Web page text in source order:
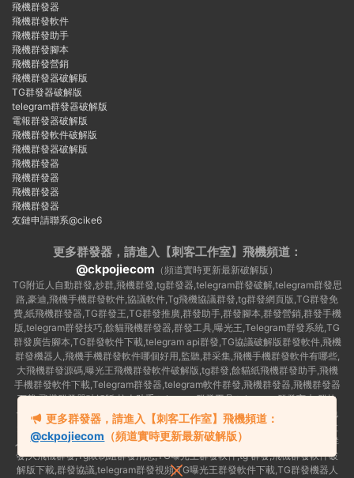
飛機群發器
飛機群發軟件
飛機群發助手
飛機群發腳本
飛機群發營銷
飛機群發器破解版
TG群發器破解版
telegram群發器破解版
電報群發器破解版
飛機群發軟件破解版
飛機群發器破解版
飛機群發器
飛機群發器
飛機群發器
飛機群發器
友鏈申請聯系@cike6
更多群發器，請進入【刺客工作室】 飛機頻道：
@ckpojiecom （頻道實時更新最新破解版）
TG附近人自動群發,炒群,飛機群發,tg群發器,telegram群發破解,telegram群發思
路,豪迪,飛機手機群發軟件,協議軟件,Tg飛機協議群發,tg群發網頁版,TG群發免
費,紙飛機群發器,TG群發王,TG群發推廣,群發助手,群發腳本,群發營銷,群發手機
版,telegram群發技巧,餘貓飛機群發器,群發工具,曝光王,Telegram群發系統,TG
群發廣告腳本,TG群發軟件下載,telegram api群發,TG協議破解版群發軟件,飛機
群發機器人,飛機手機群發軟件哪個好用,監聽,群采集,飛機手機群發軟件有哪些,
大飛機群發源碼,曝光王飛機群發軟件破解版,tg群發,餘貓紙飛機群發助手,飛機
手機群發軟件下載,Telegram群發器,telegram軟件群發,飛機群發器,飛機群發器
下載,飛機群發器破解版,拉人助手,telegram群發工具,telegram 群發言,加群軟
件,Telegram怎麽群發,協議号注冊機,TG機器人群發消息,群發軟件,tg群發器免
費版,私信軟件,tg群發廣告,telegram群發規則,telegram群發,telegram 群發,拉
人軟件,telegram批量群發,群發器破解版,曝光王飛機群發軟件,telegram自動群
發,大飛機群發,Tg限制組群發消息,TG曝光王群發軟件,tg 群發,飛機群發軟件破
解版下載,群發協議,telegram群發視頻,TG曝光王群發軟件下載,TG群發機器人
更多群發器，請進入【刺客工作室】飛機頻道：
@ckpojiecom （頻道實時更新最新破解版）